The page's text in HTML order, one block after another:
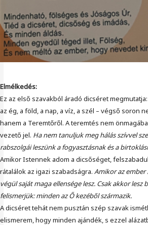
Elmélkedés:
Ez az első szavakból áradó dicséret
az ég, a föld, a nap, a víz, a szél – végső soron
hanem a Teremtőről. A teremtés nem
vezető jel. Ha nem tanuljuk meg hálás szívvel
rabszolgái leszünk a fogyasztásnak és a
Amikor Istennek adom a dicsőséget,
rátalálok az igazi szabadságra.Amikor az ember
végül saját maga ellensége lesz. Csak akkor lesz
felismerjük: minden az Ő kezéből származik.
A dicséret tehát nem pusztán szép szavak
elismerem, hogy minden ajándék, s ezzel